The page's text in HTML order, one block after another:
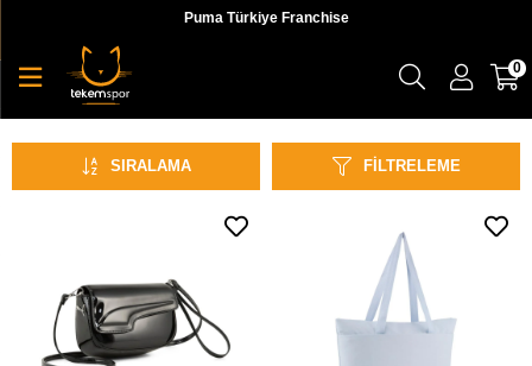
Puma Türkiye Franchise
0
Omuz Çantası
FILTRELEME
SIRALAMA